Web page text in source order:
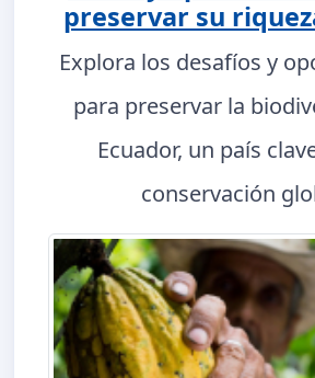
preservar su
Explora los desafíos y
para preservar la
Ecuador, un país
conservación